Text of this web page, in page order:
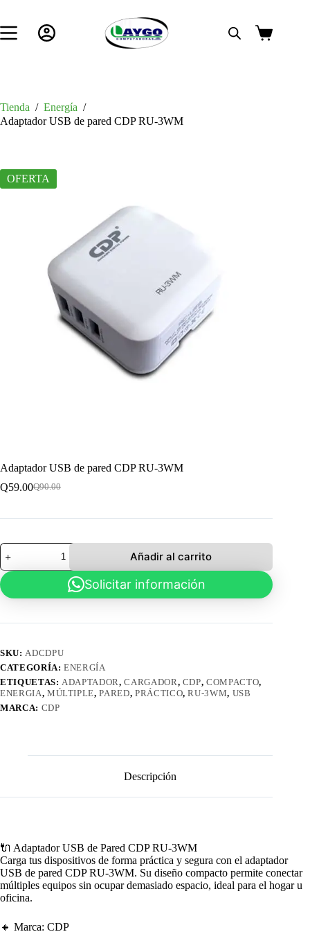
contenido
Carro
Tienda / Energía /
Adaptador USB de pared CDP RU-3WM
OFERTA
Adaptador USB de pared CDP RU-3WM
Q90.00
El
original
Q90.00.
Q59.00El
actual
Q59.00.
Adaptador
USB
de
pared
CDP
Añadir al carrito
Solicitar información
SKU: ADCDPU
CATEGORÍA:ENERGÍA
ETIQUETAS: ADAPTADOR,CARGADOR, CDP,COMPACTO,
ENERGIA, MÚLTIPLE,PARED, PRÁCTICO,RU-3WM, USB
MARCA: CDP
Descripción
🔌 Adaptador USB de Pared CDP RU-3WM
Carga tus dispositivos de forma práctica y segura con el adaptador
USB de pared CDP RU-3WM. Su diseño compacto permite conectar
múltiples equipos sin ocupar demasiado espacio, ideal para el hogar u
oficina.
🔸 Marca: CDP